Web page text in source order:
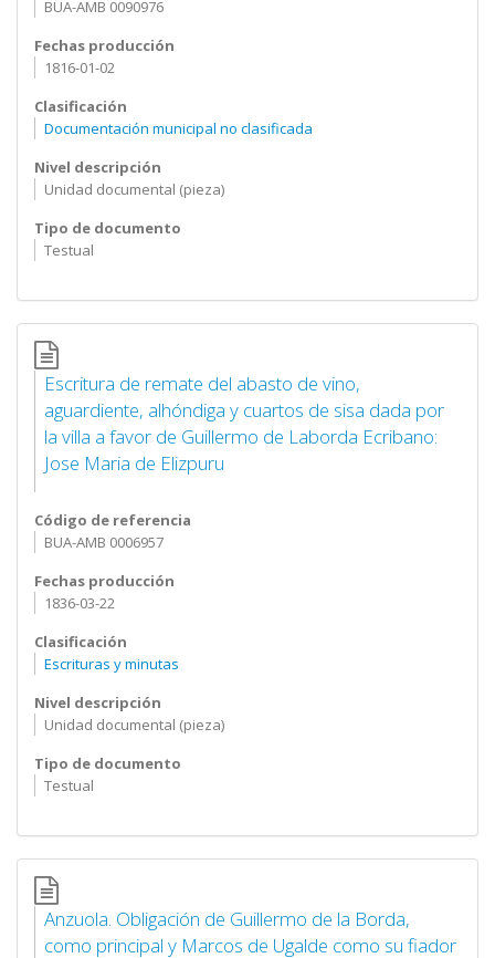
BUA-AMB 0090976
Fechas producción
1816-01-02
Clasificación
Documentación municipal no clasificada
Nivel descripción
Unidad documental (pieza)
Tipo de documento
Testual
Escritura de remate del abasto de vino,
aguardiente, alhóndiga y cuartos de sisa dada por
la villa a favor de Guillermo de Laborda Ecribano:
Jose Maria de Elizpuru
Código de referencia
BUA-AMB 0006957
Fechas producción
1836-03-22
Clasificación
Escrituras y minutas
Nivel descripción
Unidad documental (pieza)
Tipo de documento
Testual
Anzuola. Obligación de Guillermo de la Borda,
como principal y Marcos de Ugalde como su fiador